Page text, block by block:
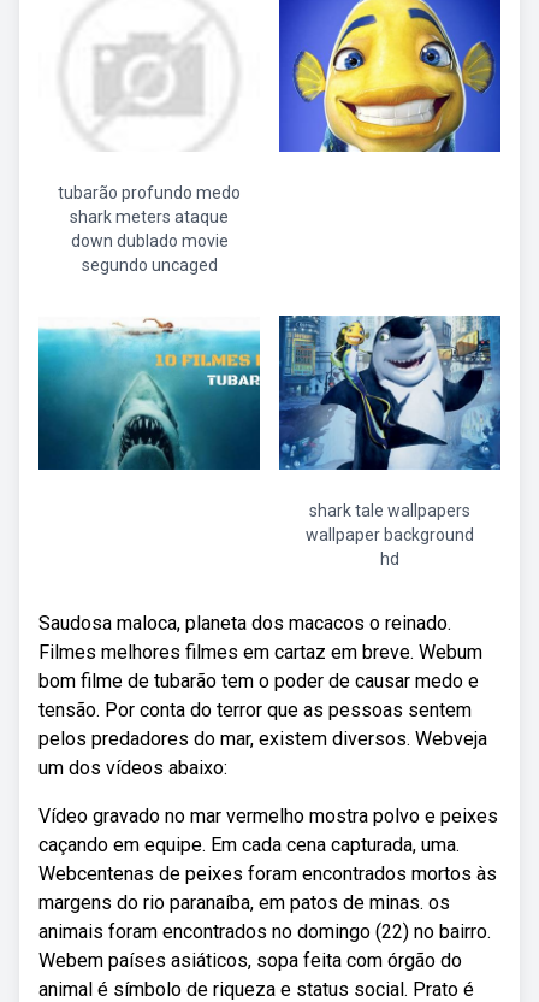
tubarão profundo medo
shark meters ataque
down dublado movie
segundo uncaged
shark tale wallpapers
wallpaper background
hd
Saudosa maloca, planeta dos macacos o reinado.
Filmes melhores filmes em cartaz em breve. Webum
bom filme de tubarão tem o poder de causar medo e
tensão. Por conta do terror que as pessoas sentem
pelos predadores do mar, existem diversos. Webveja
um dos vídeos abaixo:
Vídeo gravado no mar vermelho mostra polvo e peixes
caçando em equipe. Em cada cena capturada, uma.
Webcentenas de peixes foram encontrados mortos às
margens do rio paranaíba, em patos de minas. os
animais foram encontrados no domingo (22) no bairro.
Webem países asiáticos, sopa feita com órgão do
animal é símbolo de riqueza e status social. Prato é